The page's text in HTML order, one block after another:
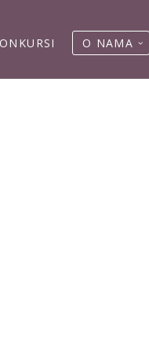
O NAMA